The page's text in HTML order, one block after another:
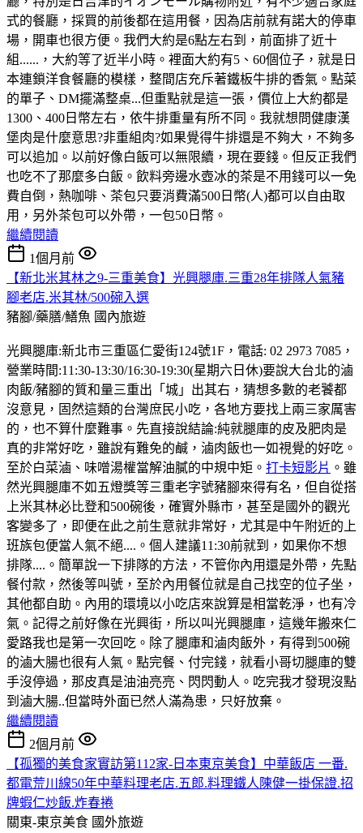
式的餐廳，採買的前後都在這用餐，因為店前就有諾大的停車
場，開車也很方便。我們大約是6點左右到，前面排了近十
組......，大約等了近半小時。裡面大約有5、60個位子，就是日
本連鎖洋食餐廳的模樣，整間店充斥著鐵板牛排的香氣。點菜
的單子、DM擺滿整桌...但重點就是這一張，價位上大約都是
1300、400日幣左右，依牛排重量有所不同。我就想問健康漢
堡肉是什麼意思?非重組肉?如果覺得牛排還是不夠大，不夠多
可以追加。以前好像白飯可以無限續，現在要錢。但反正我們
也吃不了那麼多白飯。飲料旁邊水壺冰的茶是不用錢可以一免
費自倒，熱咖啡、茶包只要消費滿500日幣(人)都可以自由取
用，另外茶包可以外帶，一包50日幣。
繼續閱讀
1個月前
【新北米其林之9-三重美食】光興腿庫.三重28年排隊人氣豬
腳老店.米其林/500碗入選
豬腳/藥膳/鱔魚 國內旅遊
光興腿庫:新北市三重區仁愛街124號1F，電話: 02 2973 7085，
營業時間:11:30-13:30/16:30-19:30(星期六日休)要說大台北的滷
肉飯/豬腳的質和量三重出「城」出其右，猜想多數的老饕都
沒意見，固然這類的台灣庶民小吃，各地方要找上兩三家厲害
的，也不算什麼難事。先直接說結論:純就腿庫的皮及肥肉是
真的非常好吃，雖說有難免的鹹，滷肉飯也一如視覺的好吃。
至於白菜滷、味噌湯權當解油膩的中規中矩。 打卡短影片 。雖
然光興腿庫不如五燈獎等三重老字號豬腳來得有名，但自從搭
上米其林必比登和500碗後，確實外縣市，甚至是國外的觀光
客變多了，即便在此之前生意就非常好，尤其是中午附近的上
班族包便當人氣不絕....。個人建議11:30前就到，如果你不想
排隊....。簡單說一下排隊的方法，不管你內用還是外帶，先點
餐付款，然後等叫號，至於內用餐位就是自己找空的位子坐，
其他都自助。內用的環境以小吃店來說算是相當乾淨，也有冷
氣。記得之前好像在光興街，所以叫光興腿庫，這幾年搬來仁
愛路我也是第一次回吃。除了腿庫和滷肉飯外，有得到500碗
的滷大腸也很有人氣。點完餐、付完錢，就看小哥切腿庫的雙
手沒停過，那皮真是油油亮亮、閃閃動人。吃完我才發現沒點
到滷大腸..但當時外面已然人滿為患，只好放棄。
繼續閱讀
2個月前
【孤獨的美食家實訪第112家-日本東京美食】中華飯店 一番.
都電荒川線50年中華料理老店.五郎.料理鐵人陳健一掛保證.招
牌蝦仁炒飯.炸春捲
關東-東京美食 國外旅遊